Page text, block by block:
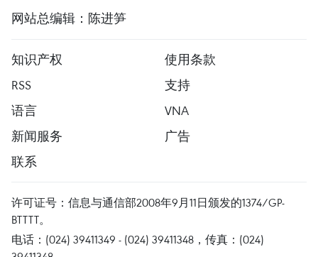
网站总编辑：陈进笋
知识产权
使用条款
RSS
支持
语言
VNA
新闻服务
广告
联系
许可证号：信息与通信部2008年9月11日颁发的1374/GP-
BTTTT。
电话：(024) 39411349 - (024) 39411348，传真：(024)